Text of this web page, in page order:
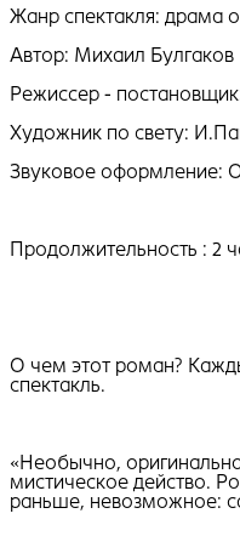
Жанр спектакля: драма
Автор: Михаил Булгаков
Режиссер -
Художник по свету:
Звуковое оформление:
Продолжительность : 2
О чем этот роман?
спектакль.
«Необычно,
мистическое действо.
раньше, невозможное: